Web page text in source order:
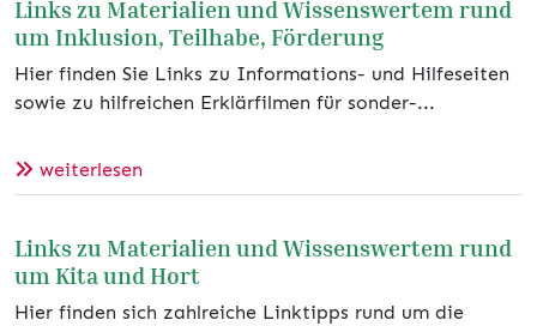
Links zu Materialien und Wissenswertem rund
um Inklusion, Teilhabe, Förderung
Hier finden Sie Links zu Informations- und Hilfeseiten
sowie zu hilfreichen Erklärfilmen für sonder-...
weiterlesen
Links zu Materialien und Wissenswertem rund
um Kita und Hort
Hier finden sich zahlreiche Linktipps rund um die